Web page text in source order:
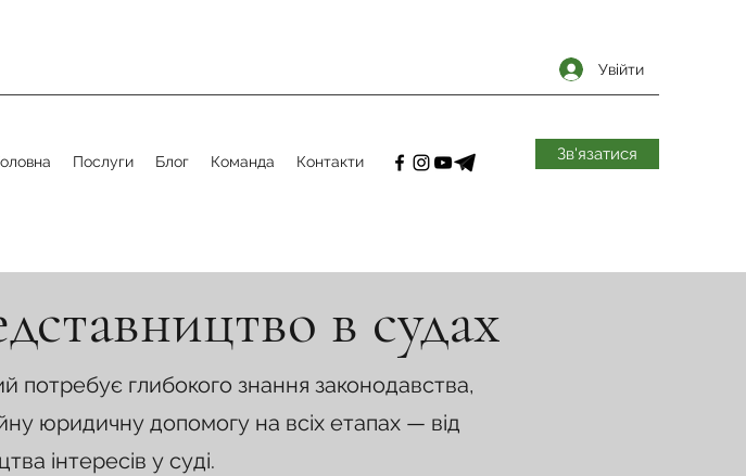
Увійти
Послуги Блог Команда Контакти Зв'язатися
в судах
потребує глибокого знання законодавства,
юридичну допомогу на всіх етапах — від
інтересів у суді.